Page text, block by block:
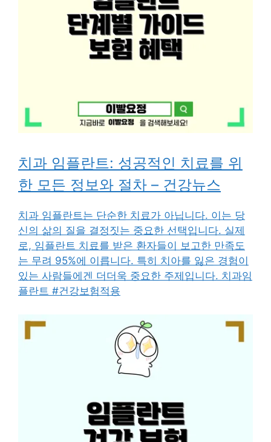
치과 임플란트: 성공적인 치료를 위
한 모든 정보와 절차 – 건강뉴스
치과 임플란트는 단순한 치료가 아닙니다. 이는 당
신의 삶의 질을 결정짓는 중요한 선택입니다. 실제
로, 임플란트 치료를 받은 환자들이 보고한 만족도
는 무려 95%에 이릅니다. 특히 치아를 잃은 경험이
있는 사람들에겐 더더욱 중요한 주제입니다. 치과임
플란트 #건강보험적용